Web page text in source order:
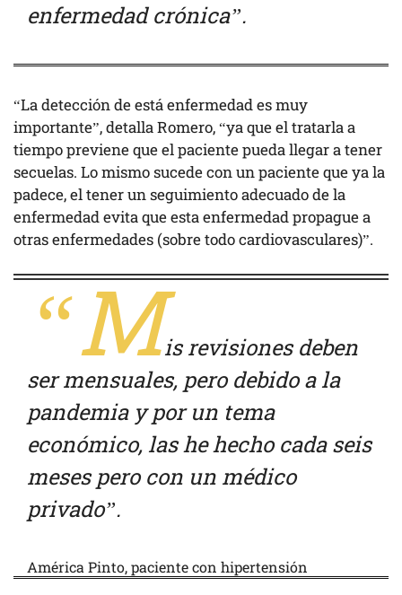
enfermedad crónica”.
“La detección de está enfermedad es muy
importante”, detalla Romero, “ya que el tratarla a
tiempo previene que el paciente pueda llegar a tener
secuelas. Lo mismo sucede con un paciente que ya la
padece, el tener un seguimiento adecuado de la
enfermedad evita que esta enfermedad propague a
otras enfermedades (sobre todo cardiovasculares)”.
“Mis revisiones deben
ser mensuales, pero debido a la
pandemia y por un tema
económico, las he hecho cada seis
meses pero con un médico
privado”.
América Pinto, paciente con hipertensión